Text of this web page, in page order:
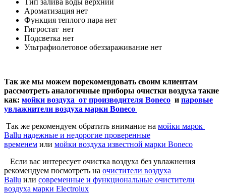
Ароматизация нет
Функция теплого пара нет
Гигростат нет
Подсветка нет
Ультрафиолетовое обеззараживание нет
Так же мы можем порекомендовать своим клиентам
рассмотреть аналогичные приборы очистки воздуха такие
как: мойки воздуха от производителя Boneco и паровые
увлажнители воздуха марки Boneco
Так же рекомендуем обратить внимание на мойки марок
Ballu надежные и недорогие проверенные
временем или мойки воздуха известной марки Boneco
Если вас интересует очистка воздуха без увлажнения
рекомендуем посмотреть на очистители воздуха
Ballu или современные и функциональные очистители
воздуха марки Electrolux